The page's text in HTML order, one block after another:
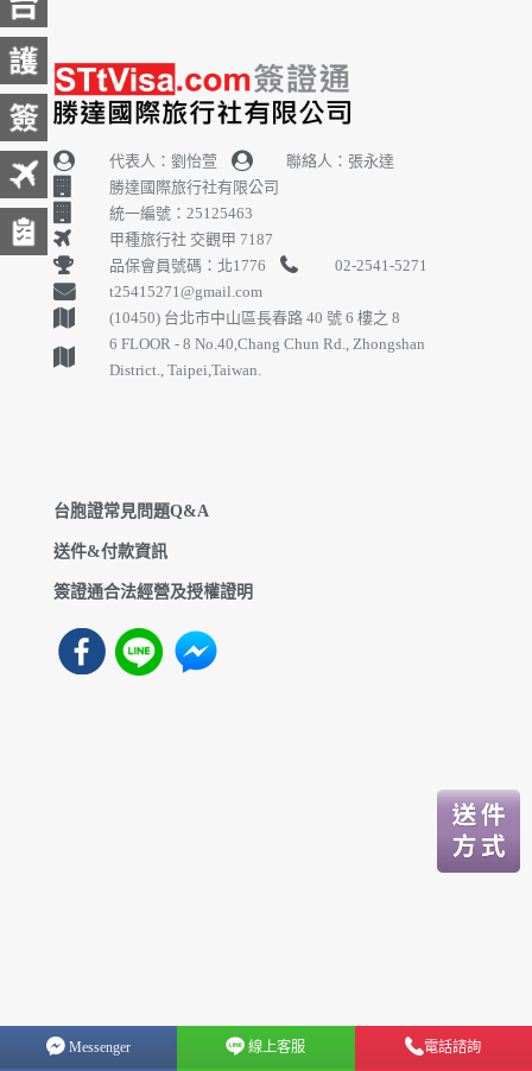
代表人：劉怡萱
聯絡人：張永達
勝達國際旅行社有限公司
統一編號：25125463
甲種旅行社 交觀甲 7187
品保會員號碼：北1776
02-2541-5271
t25415271@gmail.com
(10450) 台北市中山區長春路 40 號 6 樓之 8
6 FLOOR - 8 No.40,Chang Chun Rd., Zhongshan
District., Taipei,Taiwan.
台胞證常見問題Q&A
送件&付款資訊
簽證通合法經營及授權證明
Messenger 線上客服 電話諮詢